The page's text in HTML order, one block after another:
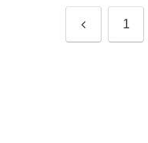
前 1